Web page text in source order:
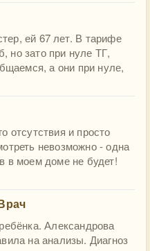
ей 67 лет. В тарифе
но зато при нуле ТГ,
а они при нуле,
отсутствия и просто
невозможно - одна
в моем доме не будет!
Александрова
на анализы. Диагноз